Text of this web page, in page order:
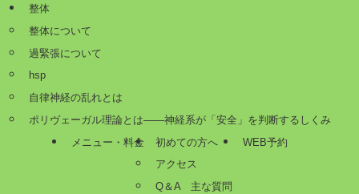
整体
整体について
過緊張について
hsp
自律神経の乱れとは
ポリヴェーガル理論とは——神経系が「安全」を判断するしくみ
メニュー・料金
初めての方へ
アクセス
Q＆A 主な質問
WEB予約